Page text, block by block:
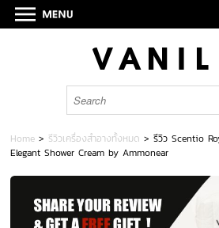
Home >รีวิวเครื่องสำอางทั้งหมด >รีวิว Scentio
Elegant Shower Cream by Ammonear